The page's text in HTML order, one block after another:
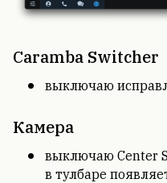
Caramba Switcher
выключаю
Камера
выключаю Center
в тулбаре